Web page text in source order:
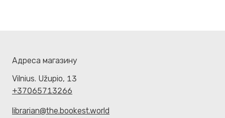
Адреса магазину
Vilnius. Užupio, 13
+37065713266
librarian@the.bookest.world